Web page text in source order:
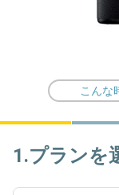
こんな
1.プランを